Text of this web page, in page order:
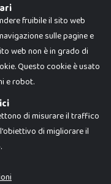
riproduzione o utilizzo non
da quanto esposto in
fruibile il sito web
sulle pagine e
web non è in grado di
Questo cookie è usato
e robot.
di misurare il traffico
di migliorare il